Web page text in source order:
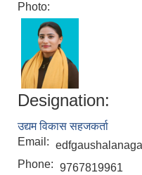
Photo:
Designation:
उद्यम विकास सहजकर्ता
Email:
Phone: 9767819961